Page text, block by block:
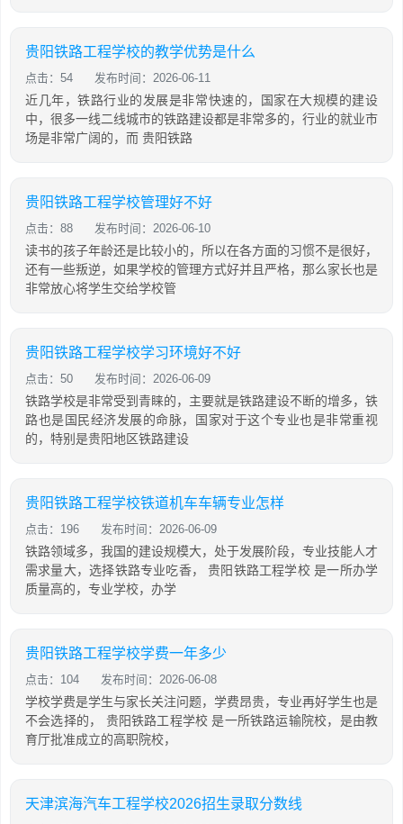
贵阳铁路工程学校的教学优势是什么
点击：54 发布时间：2026-06-11
近几年，铁路行业的发展是非常快速的，国家在大规模的建设
中，很多一线二线城市的铁路建设都是非常多的，行业的就业市
场是非常广阔的，而 贵阳铁路
贵阳铁路工程学校管理好不好
点击：88 发布时间：2026-06-10
读书的孩子年龄还是比较小的，所以在各方面的习惯不是很好，
还有一些叛逆，如果学校的管理方式好并且严格，那么家长也是
非常放心将学生交给学校管
贵阳铁路工程学校学习环境好不好
点击：50 发布时间：2026-06-09
铁路学校是非常受到青睐的，主要就是铁路建设不断的增多，铁
路也是国民经济发展的命脉，国家对于这个专业也是非常重视
的，特别是贵阳地区铁路建设
贵阳铁路工程学校铁道机车车辆专业怎样
点击：196 发布时间：2026-06-09
铁路领域多，我国的建设规模大，处于发展阶段，专业技能人才
需求量大，选择铁路专业吃香， 贵阳铁路工程学校 是一所办学
质量高的，专业学校，办学
贵阳铁路工程学校学费一年多少
点击：104 发布时间：2026-06-08
学校学费是学生与家长关注问题，学费昂贵，专业再好学生也是
不会选择的， 贵阳铁路工程学校 是一所铁路运输院校，是由教
育厅批准成立的高职院校，
天津滨海汽车工程学校2026招生录取分数线